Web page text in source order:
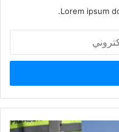
Lorem ipsum